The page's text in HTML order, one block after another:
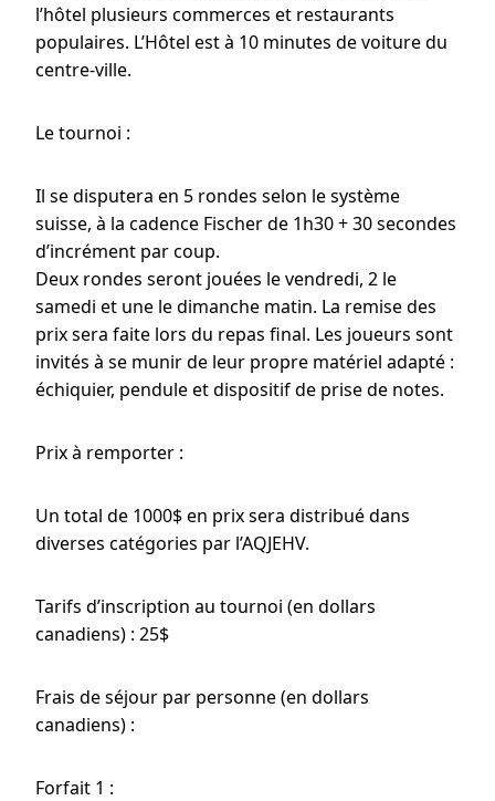
l’hôtel plusieurs commerces et restaurants
populaires. L’Hôtel est à 10 minutes de voiture du
centre-ville.
Le tournoi :
Il se disputera en 5 rondes selon le système
suisse, à la cadence Fischer de 1h30 + 30 secondes
d’incrément par coup.
Deux rondes seront jouées le vendredi, 2 le
samedi et une le dimanche matin. La remise des
prix sera faite lors du repas final. Les joueurs sont
invités à se munir de leur propre matériel adapté :
échiquier, pendule et dispositif de prise de notes.
Prix à remporter :
Un total de 1000$ en prix sera distribué dans
diverses catégories par l’AQJEHV.
Tarifs d’inscription au tournoi (en dollars
canadiens) : 25$
Frais de séjour par personne (en dollars
canadiens) :
Forfait 1 :